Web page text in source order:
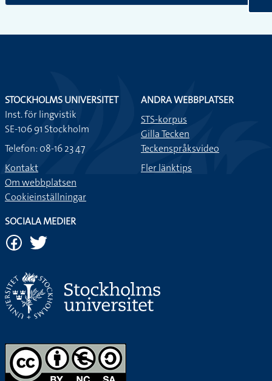
STOCKHOLMS UNIVERSITET
Inst. för lingvistik
SE-106 91 Stockholm
Telefon: 08-16 23 47
Kontakt
Om webbplatsen
Cookieinställningar
ANDRA WEBBPLATSER
STS-korpus
Gilla Tecken
Teckenspråksvideo
Fler länktips
SOCIALA MEDIER